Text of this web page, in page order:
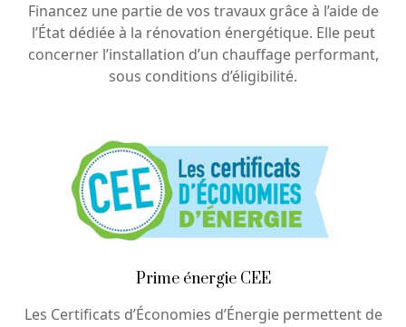
Financez une partie de vos travaux grâce à l’aide de
l’État dédiée à la rénovation énergétique. Elle peut
concerner l’installation d’un chauffage performant,
sous conditions d’éligibilité.
Prime énergie CEE
Les Certificats d’Économies d’Énergie permettent de